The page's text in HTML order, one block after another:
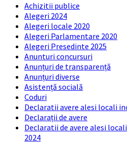
Achizitii publice
Alegeri 2024
Alegeri locale 2020
Alegeri Parlamentare 2020
Alegeri Presedinte 2025
Anunturi concursuri
Anunțuri de transparență
Anunțuri diverse
Asistență socială
Coduri
Declaratii avere alesi locali
Declarații de avere
Declaratii de avere alesi
2024